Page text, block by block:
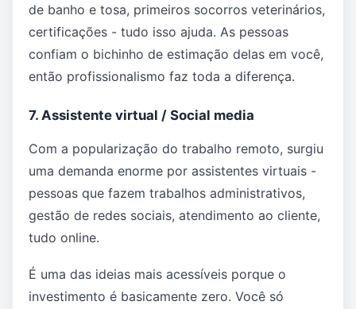
de banho e tosa, primeiros socorros veterinários,
certificações - tudo isso ajuda. As pessoas
confiam o bichinho de estimação delas em você,
então profissionalismo faz toda a diferença.
7. Assistente virtual / Social media
Com a popularização do trabalho remoto, surgiu
uma demanda enorme por assistentes virtuais -
pessoas que fazem trabalhos administrativos,
gestão de redes sociais, atendimento ao cliente,
tudo online.
É uma das ideias mais acessíveis porque o
investimento é basicamente zero. Você só